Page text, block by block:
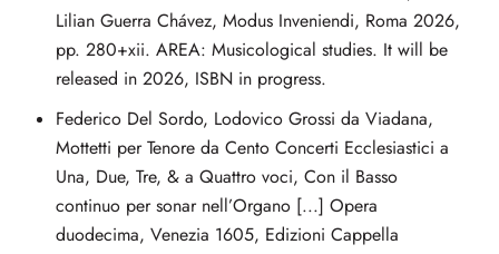
Lilian Guerra Chávez, Modus Inveniendi, Roma 2026,
pp. 280+xii. AREA: Musicological studies. It will be
released in 2026, ISBN in progress.
Federico Del Sordo, Lodovico Grossi da Viadana,
Mottetti per Tenore da Cento Concerti Ecclesiastici a
Una, Due, Tre, & a Quattro voci, Con il Basso
continuo per sonar nell’Organo [...] Opera
duodecima, Venezia 1605, Edizioni Cappella